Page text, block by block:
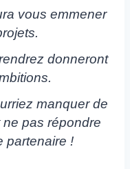
vous emmener
donneront
manquer de
pas répondre
partenaire !